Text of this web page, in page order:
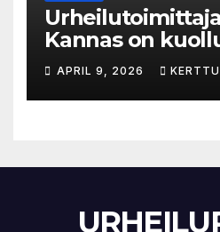
Kannas on
oli kuollessaan
APRIL 9, 2026